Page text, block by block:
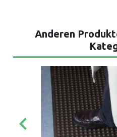
Anderen
keyboard_arrow_left